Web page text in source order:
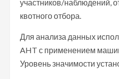
участников/наблюдений,
квотного отбора.
Для анализа данных
AHT с применением
Уровень значимости